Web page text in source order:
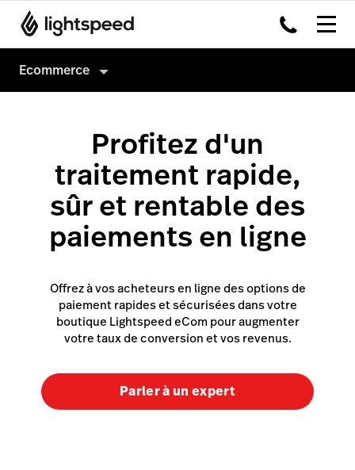
Ecommerce
Instant site
Site Web existant
Facebook
Google
Marketing
Annonces Google
Publicités Facebook
Gestion
Produits et inventaire
Retrait et livraison
Profitez d'un
traitement rapide,
sûr et rentable des
paiements en ligne
Offrez à vos acheteurs en ligne des options de
paiement rapides et sécurisées dans votre
boutique Lightspeed eCom pour augmenter
votre taux de conversion et vos revenus.
Parler à un expert